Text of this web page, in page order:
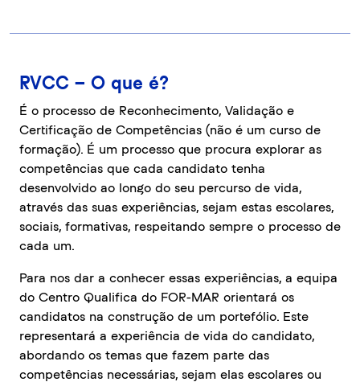
RVCC – O que é?
É o processo de Reconhecimento, Validação e
Certificação de Competências (não é um curso de
formação). É um processo que procura explorar as
competências que cada candidato tenha
desenvolvido ao longo do seu percurso de vida,
através das suas experiências, sejam estas escolares,
sociais, formativas, respeitando sempre o processo de
cada um.
Para nos dar a conhecer essas experiências, a equipa
do Centro Qualifica do FOR-MAR orientará os
candidatos na construção de um portefólio. Este
representará a experiência de vida do candidato,
abordando os temas que fazem parte das
competências necessárias, sejam elas escolares ou